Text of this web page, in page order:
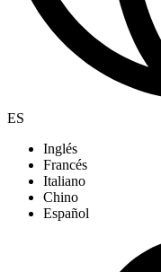
ES
Inglés
Francés
Italiano
Chino
Español